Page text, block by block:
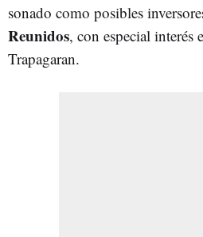
sonado como posibles
Reunidos, con especial interés
Trapagaran.